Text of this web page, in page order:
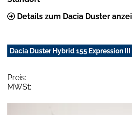
Details zum Dacia Duster
Dacia Duster Hybrid 155 Expression
Preis:
MWSt: